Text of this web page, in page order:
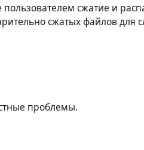
сжатие и
сжатых файлов для
проблемы.